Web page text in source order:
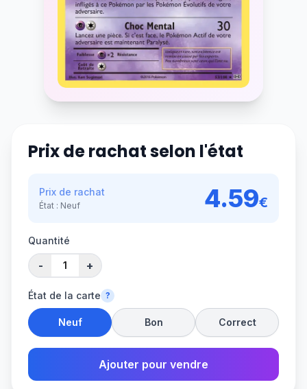
Prix de rachat selon l'état
Prix de rachat
État : Neuf 4.59€
Quantité
- +
État de la carte ?
Neuf Bon Correct
Ajouter pour vendre